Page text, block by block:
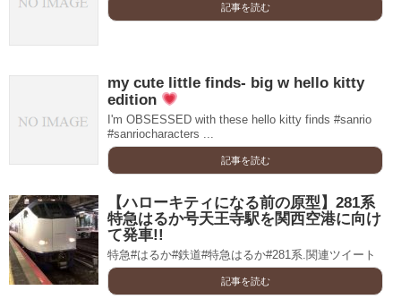
記事を読む
my cute little finds- big w hello kitty
edition
I'm OBSESSED with these hello kitty finds #sanrio
#sanriocharacters ...
記事を読む
【ハローキティになる前の原型】281系
特急はるか号天王寺駅を関西空港に向け
て発車!!
特急#はるか#鉄道#特急はるか#281系.関連ツイート
記事を読む